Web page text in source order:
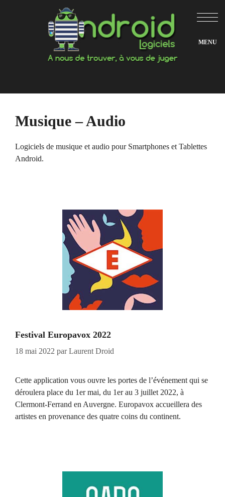
Musique – Audio
Logiciels de musique et audio pour Smartphones et Tablettes
Android.
Festival Europavox 2022
18 mai 2022 parLaurent Droid
Cette application vous ouvre les portes de l’événement qui se
déroulera place du 1er mai, du 1er au 3 juillet 2022, à
Clermont-Ferrand en Auvergne. Europavox accueillera des
artistes en provenance des quatre coins du continent.